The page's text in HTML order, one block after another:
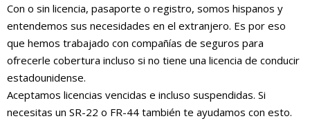
Con o sin licencia, pasaporte o registro, somos hispanos y
entendemos sus necesidades en el extranjero. Es por eso
que hemos trabajado con compañías de seguros para
ofrecerle cobertura incluso si no tiene una licencia de conducir
estadounidense.
Aceptamos licencias vencidas e incluso suspendidas. Si
necesitas un SR-22 o FR-44 también te ayudamos con esto.